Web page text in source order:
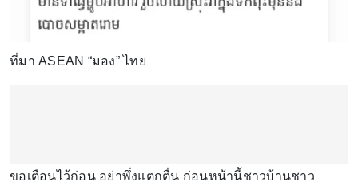
ที่มา ASEAN “มอง” ไทย
ขอเตือนไว้ก่อน อย่าพึ่งแตกตื่น ก่อนหน้านี้ชาวบ้านชาว